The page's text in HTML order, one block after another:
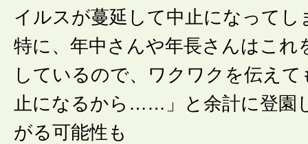
イルスが蔓延して中止になってし
特に、年中さんや年長さんはこれ
しているので、ワクワクを伝えて
止になるから……」と余計に登園
がる可能性も